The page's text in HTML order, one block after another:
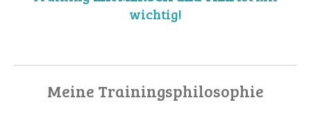
wichtig!
Meine Trainingsphilosophie